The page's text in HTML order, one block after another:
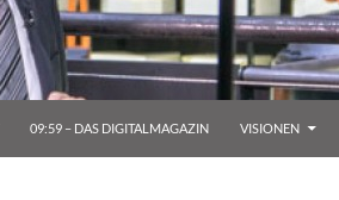
09:59 – DAS DIGITALMAGAZIN VISIONEN